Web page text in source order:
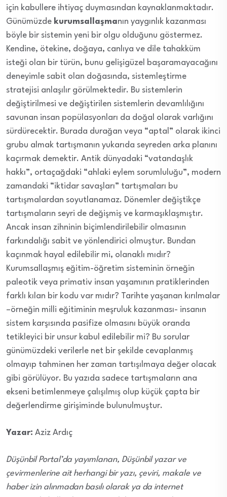
için kabullere ihtiyaç duymasından kaynaklanmaktadır.
Günümüzde kurumsallaşmanın yaygınlık kazanması
böyle bir sistemin yeni bir olgu olduğunu göstermez.
Kendine, ötekine, doğaya, canlıya ve dile tahakküm
isteği olan bir türün, bunu gelişigüzel başaramayacağını
deneyimle sabit olan doğasında, sistemleştirme
stratejisi anlaşılır görülmektedir. Bu sistemlerin
değiştirilmesi ve değiştirilen sistemlerin devamlılığını
savunan insan popülasyonları da doğal olarak varlığını
sürdürecektir. Burada durağan veya “aptal” olarak ikinci
grubu almak tartışmanın yukarıda seyreden arka planını
kaçırmak demektir. Antik dünyadaki “vatandaşlık
hakkı”, ortaçağdaki “ahlaki eylem sorumluluğu”, modern
zamandaki “iktidar savaşları” tartışmaları bu
tartışmalardan soyutlanamaz. Dönemler değiştikçe
tartışmaların seyri de değişmiş ve karmaşıklaşmıştır.
Ancak insan zihninin biçimlendirilebilir olmasının
farkındalığı sabit ve yönlendirici olmuştur. Bundan
kaçınmak hayal edilebilir mi, olanaklı mıdır?
Kurumsallaşmış eğitim-öğretim sisteminin örneğin
paleotik veya primativ insan yaşamının pratiklerinden
farklı kılan bir kodu var mıdır? Tarihte yaşanan kırılmalar
–örneğin milli eğitiminin meşruluk kazanması- insanın
sistem karşısında pasifize olmasını büyük oranda
tetikleyici bir unsur kabul edilebilir mi? Bu sorular
günümüzdeki verilerle net bir şekilde cevaplanmış
olmayıp tahminen her zaman tartışılmaya değer olacak
gibi görülüyor. Bu yazıda sadece tartışmaların ana
ekseni betimlenmeye çalışılmış olup küçük çapta bir
değerlendirme girişiminde bulunulmuştur.
Yazar: Aziz Ardıç
Düşünbil Portal’da yayımlanan, Düşünbil yazar ve
çevirmenlerine ait herhangi bir yazı, çeviri, makale ve
haber izin alınmadan basılı olarak ya da internet